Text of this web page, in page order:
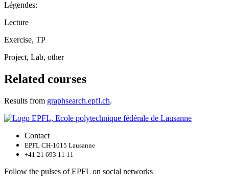
Légendes:
Lecture
Exercise, TP
Project, Lab, other
Related courses
Results from graphsearch.epfl.ch.
Contact
EPFL CH-1015 Lausanne
+41 21 693 11 11
Follow the pulses of EPFL on social networks